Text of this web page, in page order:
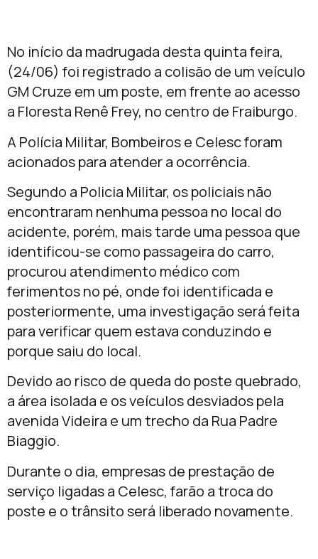
No início da madrugada desta quinta feira,
(24/06) foi registrado a colisão de um veículo
GM Cruze em um poste, em frente ao acesso
a Floresta Renê Frey, no centro de Fraiburgo.
A Polícia Militar, Bombeiros e Celesc foram
acionados para atender a ocorrência.
Segundo a Policia Militar, os policiais não
encontraram nenhuma pessoa no local do
acidente, porém, mais tarde uma pessoa que
identificou-se como passageira do carro,
procurou atendimento médico com
ferimentos no pé, onde foi identificada e
posteriormente, uma investigação será feita
para verificar quem estava conduzindo e
porque saiu do local.
Devido ao risco de queda do poste quebrado,
a área isolada e os veículos desviados pela
avenida Videira e um trecho da Rua Padre
Biaggio.
Durante o dia, empresas de prestação de
serviço ligadas a Celesc, farão a troca do
poste e o trânsito será liberado novamente.